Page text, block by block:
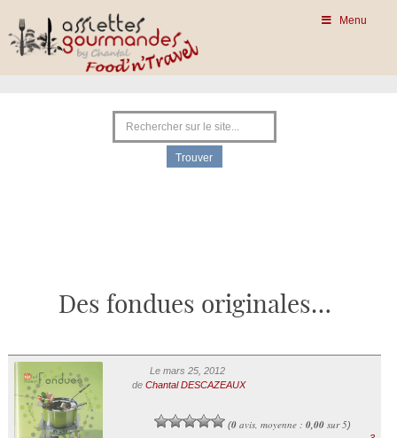
Menu
Des fondues originales…
Le mars 25, 2012
de Chantal DESCAZEAUX
(0avis, moyenne : 0,00sur 5)